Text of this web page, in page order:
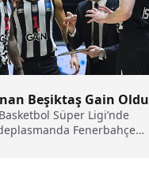
Beşiktaş Gain Oldu
Süper Ligi’nde
Fenerbahçe